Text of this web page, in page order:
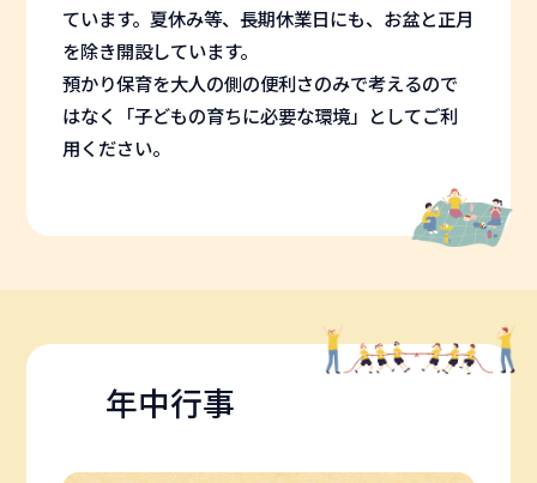
ています。夏休み等、長期休業日にも、お盆と正月
を除き開設しています。
預かり保育を大人の側の便利さのみで考えるので
はなく「子どもの育ちに必要な環境」としてご利
用ください。
年中行事